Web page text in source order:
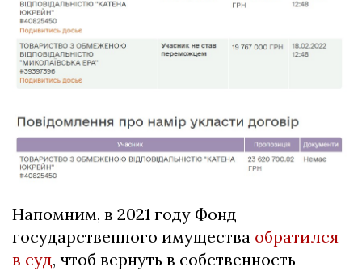
Напомним, в 2021 году Фонд
государственного имущества обратился
в суд, чтоб вернуть в собственность